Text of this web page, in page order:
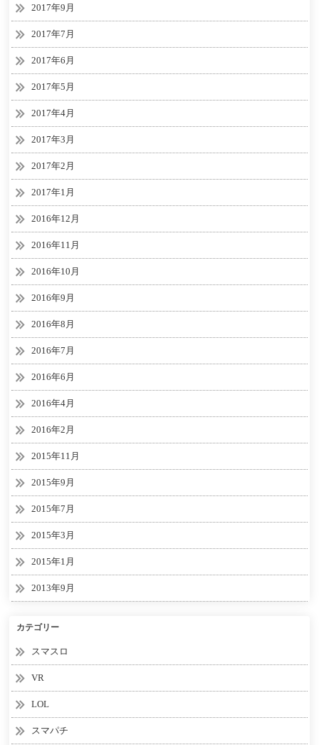
2017年9月
2017年7月
2017年6月
2017年5月
2017年4月
2017年3月
2017年2月
2017年1月
2016年12月
2016年11月
2016年10月
2016年9月
2016年8月
2016年7月
2016年6月
2016年4月
2016年2月
2015年11月
2015年9月
2015年7月
2015年3月
2015年1月
2013年9月
カテゴリー
スマスロ
VR
LOL
スマパチ